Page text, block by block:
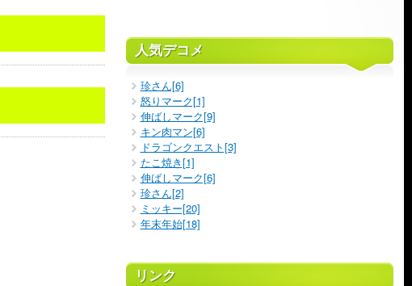
人気デコメ
珍さん[6]
怒りマーク[1]
伸ばしマーク[9]
キン肉マン[6]
ドラゴンクエスト[3]
たこ焼き[1]
伸ばしマーク[6]
珍さん[2]
ミッキー[20]
年末年始[18]
リンク